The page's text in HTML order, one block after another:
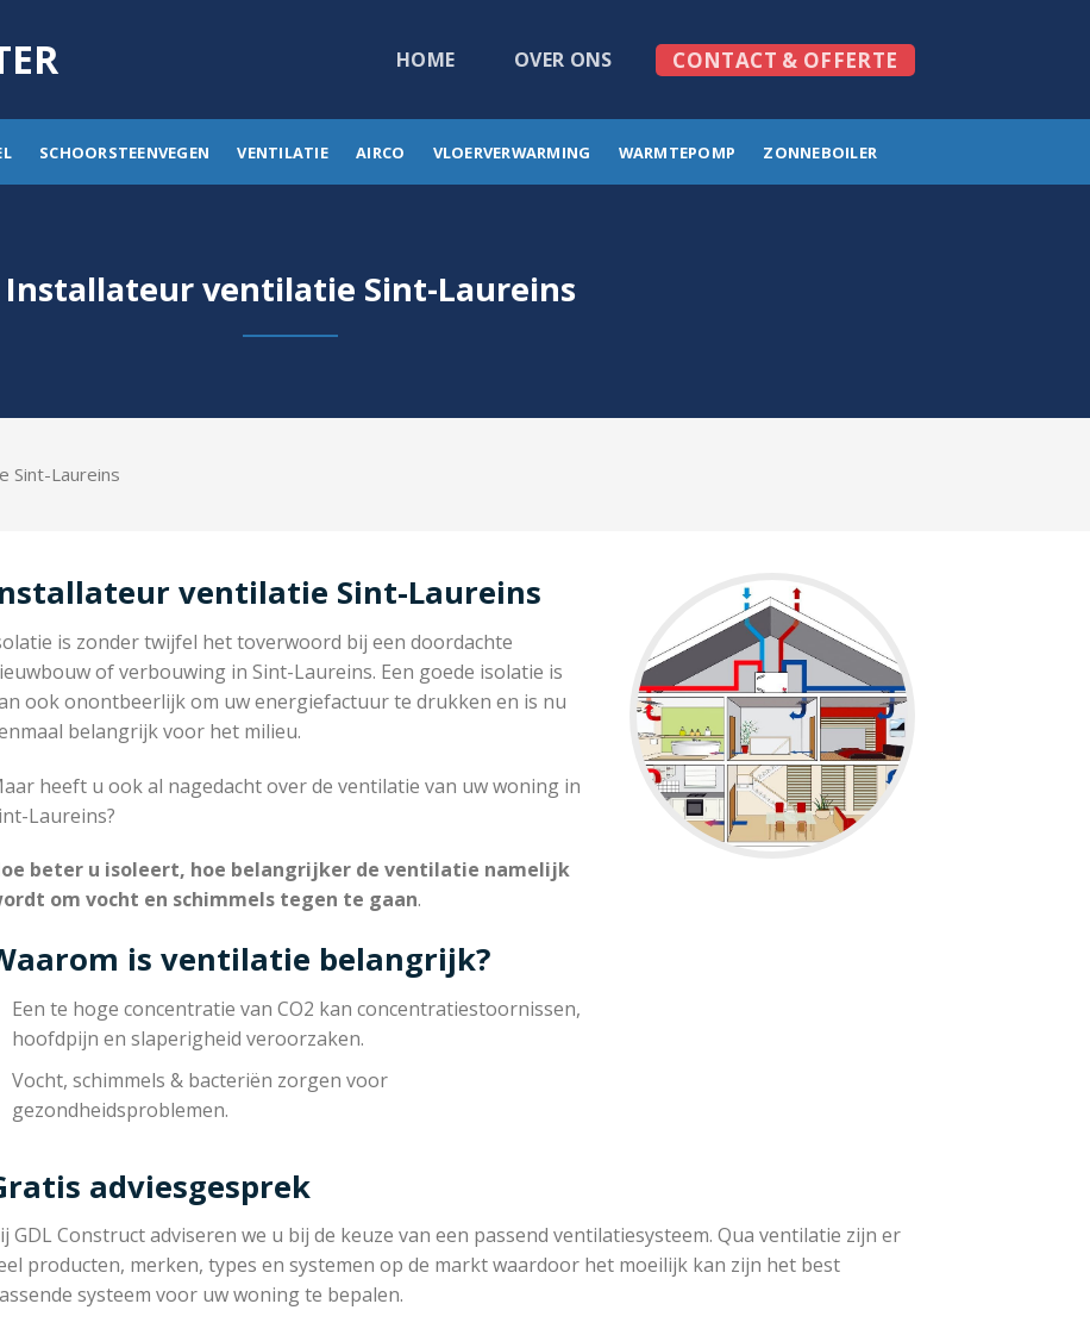
HOME OVER ONS CONTACT & OFFERTE
SCHOORSTEENVEGEN VENTILATIE AIRCO VLOERVERWARMING WARMTEPOMP ZONNEBOILER
Installateur ventilatie Sint-Laureins
Sint-Laureins
ventilatie Sint-Laureins
is zonder twijfel het toverwoord bij een doordachte
of verbouwing in Sint-Laureins. Een goede isolatie is
ook onontbeerlijk om uw energiefactuur te drukken en is nu
belangrijk voor het milieu.
heeft u ook al nagedacht over de ventilatie van uw woning in
Laureins?
beter u isoleert, hoe belangrijker de ventilatie namelijk
om vocht en schimmels tegen te gaan.
is ventilatie belangrijk?
Een te hoge concentratie van CO2 kan concentratiestoornissen,
hoofdpijn en slaperigheid veroorzaken.
Vocht, schimmels & bacteriën zorgen voor
gezondheidsproblemen.
adviesgesprek
GDL Construct adviseren we u bij de keuze van een passend ventilatiesysteem. Qua ventilatie zijn er
producten, merken, types en systemen op de markt waardoor het moeilijk kan zijn het best
systeem voor uw woning te bepalen.